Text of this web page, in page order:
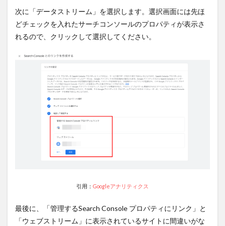
次に「データストリーム」を選択します。選択画面には先ほ
どチェックを入れたサーチコンソールのプロパティが表示さ
れるので、クリックして選択してください。
引用： Googleアナリティクス
最後に、「管理するSearch Console プロパティにリンク」と
「ウェブストリーム」に表示されているサイトに間違いがな